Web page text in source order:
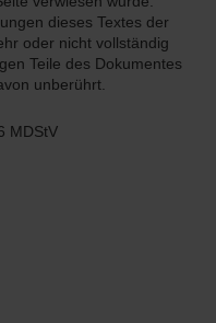
dieses Textes der
oder nicht vollständig
Teile des Dokumentes
unberührt.
MDStV